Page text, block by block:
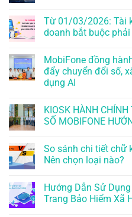
Từ 01/03/2026: Tài
doanh bắt buộc
MobiFone đồng
đẩy chuyển đổi số,
dụng AI
KIOSK HÀNH
SỐ MOBIFONE
So sánh chi tiết chữ
Nên chọn loại nào?
Hướng Dẫn Sử
Trang Bảo Hiểm Xã